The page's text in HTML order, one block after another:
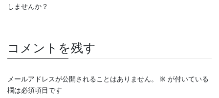
しませんか？
コメントを残す
メールアドレスが公開されることはありません。 ※ が付いている
欄は必須項目です